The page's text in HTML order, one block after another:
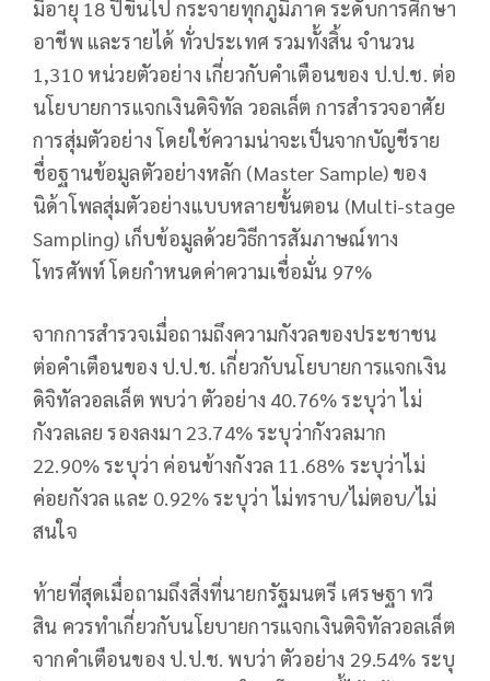
มีอายุ 18 ปีขึ้นไป กระจายทุกภูมิภาค ระดับการศึกษา
อาชีพ และรายได้ ทั่วประเทศ รวมทั้งสิ้น จำนวน
1,310 หน่วยตัวอย่าง เกี่ยวกับคำเตือนของ ป.ป.ช. ต่อ
นโยบายการแจกเงินดิจิทัล วอลเล็ต การสำรวจอาศัย
การสุ่มตัวอย่าง โดยใช้ความน่าจะเป็นจากบัญชีราย
ชื่อฐานข้อมูลตัวอย่างหลัก (Master Sample) ของ
นิด้าโพลสุ่มตัวอย่างแบบหลายขั้นตอน (Multi-stage
Sampling) เก็บข้อมูลด้วยวิธีการสัมภาษณ์ทาง
โทรศัพท์ โดยกำหนดค่าความเชื่อมั่น 97%
จากการสำรวจเมื่อถามถึงความกังวลของประชาชน
ต่อคำเตือนของ ป.ป.ช. เกี่ยวกับนโยบายการแจกเงิน
ดิจิทัลวอลเล็ต พบว่า ตัวอย่าง 40.76% ระบุว่า ไม่
กังวลเลย รองลงมา 23.74% ระบุว่ากังวลมาก
22.90% ระบุว่า ค่อนข้างกังวล 11.68% ระบุว่าไม่
ค่อยกังวล และ 0.92% ระบุว่า ไม่ทราบ/ไม่ตอบ/ไม่
สนใจ
ท้ายที่สุดเมื่อถามถึงสิ่งที่นายกรัฐมนตรี เศรษฐา ทวี
สิน ควรทำเกี่ยวกับนโยบายการแจกเงินดิจิทัลวอลเล็ต
จากคำเตือนของ ป.ป.ช. พบว่า ตัวอย่าง 29.54% ระบุ